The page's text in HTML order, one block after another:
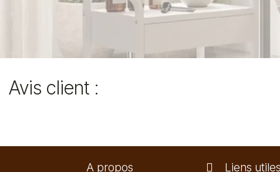
Avis client :
A propos Liens utiles